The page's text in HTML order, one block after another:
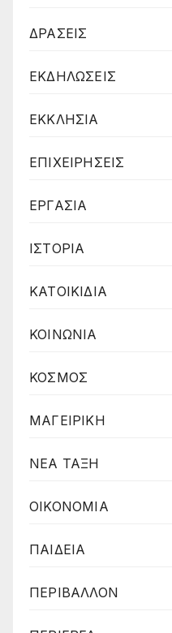
ΔΡΑΣΕΙΣ
ΕΚΔΗΛΩΣΕΙΣ
ΕΚΚΛΗΣΙΑ
ΕΠΙΧΕΙΡΗΣΕΙΣ
ΕΡΓΑΣΙΑ
ΙΣΤΟΡΙΑ
ΚΑΤΟΙΚΙΔΙΑ
ΚΟΙΝΩΝΙΑ
ΚΟΣΜΟΣ
ΜΑΓΕΙΡΙΚΗ
ΝΕΑ ΤΑΞΗ
ΟΙΚΟΝΟΜΙΑ
ΠΑΙΔΕΙΑ
ΠΕΡΙΒΑΛΛΟΝ